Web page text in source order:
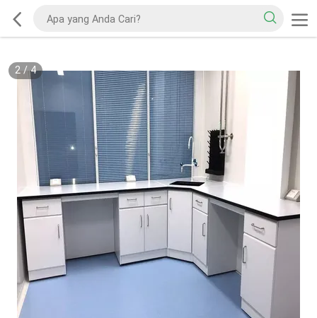
2/4